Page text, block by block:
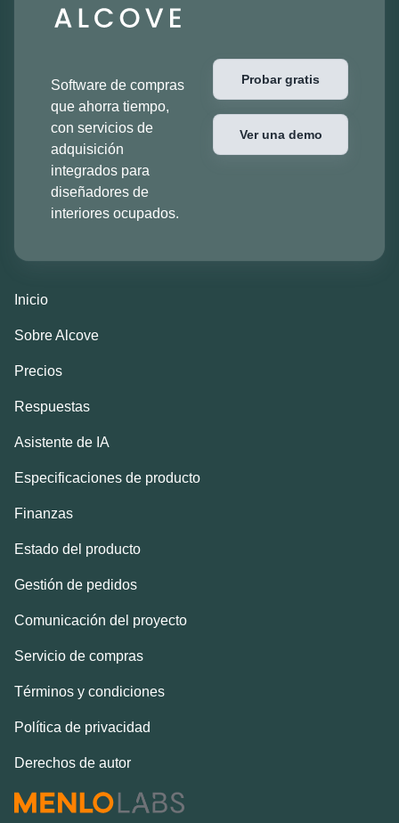
Software de compras
que ahorra tiempo,
con servicios de
adquisición
integrados para
diseñadores de
interiores ocupados.
Probar gratis
Ver una demo
Inicio
Sobre Alcove
Precios
Respuestas
Asistente de IA
Especificaciones de producto
Finanzas
Estado del producto
Gestión de pedidos
Comunicación del proyecto
Servicio de compras
Términos y condiciones
Política de privacidad
Derechos de autor